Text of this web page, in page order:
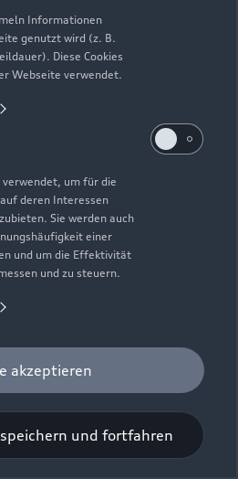
Informationen
genutzt wird (z. B.
Diese Cookies
Webseite verwendet.
verwendet, um für die
deren Interessen
Sie werden auch
einer
und um die Effektivität
und zu steuern.
akzeptieren
und fortfahren
Eindruck.